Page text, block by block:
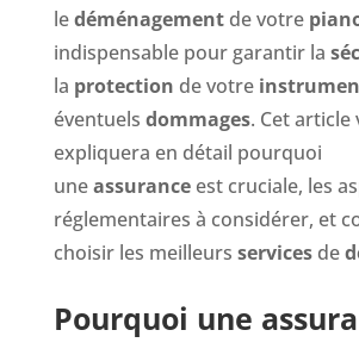
ledéménagementde votre
indispensable pour garantir la
la protection de votre
éventuels dommages. Cet article
expliquera en détail pourquoi
uneassuranceest cruciale, les
réglementaires à considérer, et
choisir les meilleurs servicesde
Pourquoi une